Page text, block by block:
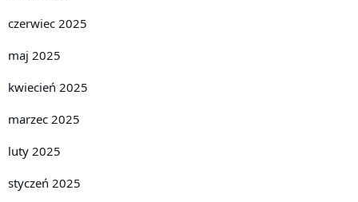
czerwiec 2025
maj 2025
kwiecień 2025
marzec 2025
luty 2025
styczeń 2025